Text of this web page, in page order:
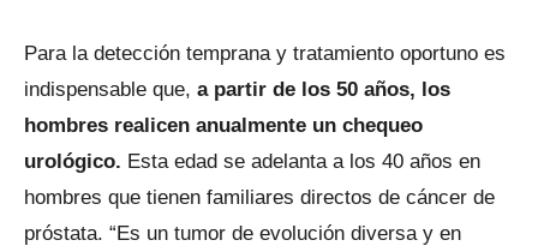
Para la detección temprana y tratamiento oportuno es
indispensable que, a partir de los 50 años, los
hombres realicen anualmente un chequeo
urológico. Esta edad se adelanta a los 40 años en
hombres que tienen familiares directos de cáncer de
próstata. “Es un tumor de evolución diversa y en